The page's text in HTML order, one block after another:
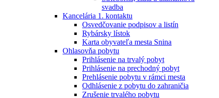
svadba
Kancelária 1. kontaktu
Osvedčovanie podpisov a listín
Rybársky lístok
Karta obyvateľa mesta Snina
Ohlasovňa pobytu
Prihlásenie na trvalý pobyt
Prihlásenie na prechodný pobyt
Prehlásenie pobytu v rámci mesta
Odhlásenie z pobytu do zahraničia
Zrušenie trvalého pobytu